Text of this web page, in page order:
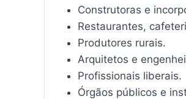
Construtoras e
Restaurantes,
Produtores rurais.
Arquitetos e
Profissionais liberais.
Órgãos públicos e